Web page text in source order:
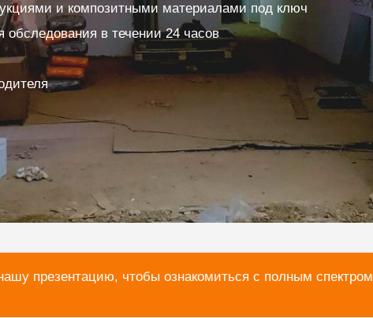
и композитными материалами под ключ
в течении 24 часов
презентацию, чтобы ознакомиться с полным